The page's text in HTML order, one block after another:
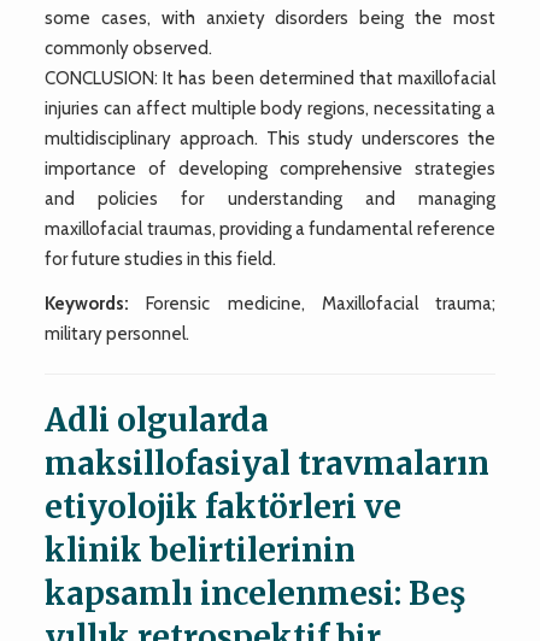
some cases, with anxiety disorders being the most
commonly observed.
CONCLUSION: It has been determined that maxillofacial
injuries can affect multiple body regions, necessitating a
multidisciplinary approach. This study underscores the
importance of developing comprehensive strategies
and policies for understanding and managing
maxillofacial traumas, providing a fundamental reference
for future studies in this field.
Keywords: Forensic medicine, Maxillofacial trauma;
military personnel.
Adli olgularda
maksillofasiyal travmaların
etiyolojik faktörleri ve
klinik belirtilerinin
kapsamlı incelenmesi: Beş